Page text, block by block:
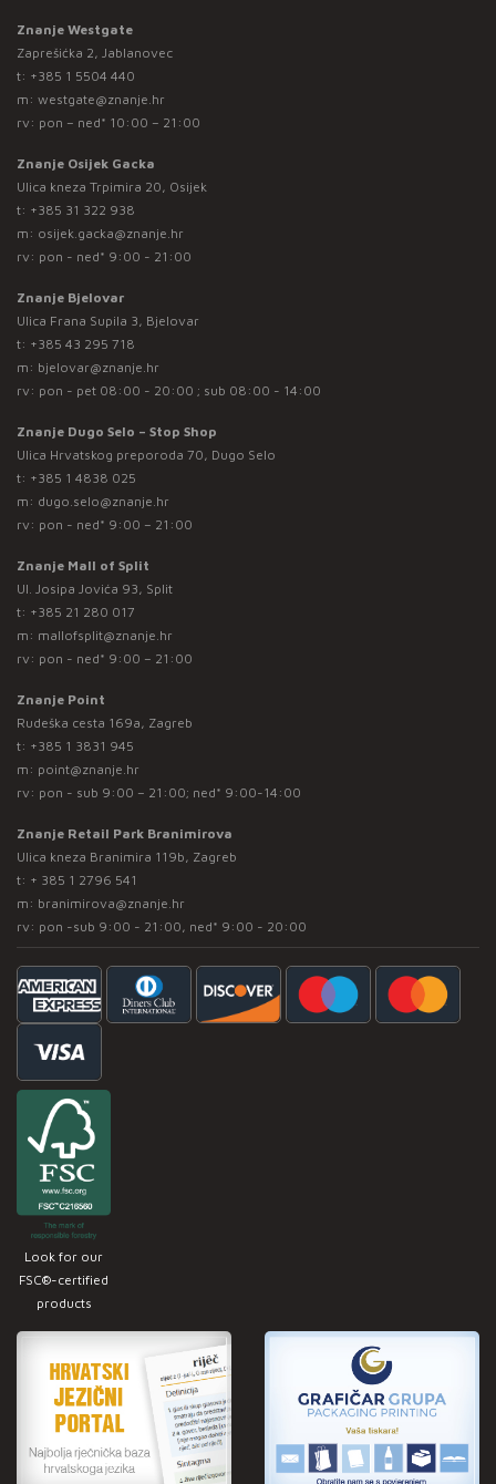
Znanje Westgate
Zaprešićka 2, Jablanovec
t: +385 1 5504 440
m: westgate@znanje.hr
rv: pon – ned* 10:00 – 21:00
Znanje Osijek Gacka
Ulica kneza Trpimira 20, Osijek
t: +385 31 322 938
m: osijek.gacka@znanje.hr
rv: pon - ned* 9:00 - 21:00
Znanje Bjelovar
Ulica Frana Supila 3, Bjelovar
t: +385 43 295 718
m: bjelovar@znanje.hr
rv: pon - pet 08:00 - 20:00 ; sub 08:00 - 14:00
Znanje Dugo Selo – Stop Shop
Ulica Hrvatskog preporoda 70, Dugo Selo
t: +385 1 4838 025
m: dugo.selo@znanje.hr
rv: pon - ned* 9:00 – 21:00
Znanje Mall of Split
Ul. Josipa Jovića 93, Split
t: +385 21 280 017
m: mallofsplit@znanje.hr
rv: pon - ned* 9:00 – 21:00
Znanje Point
Rudeška cesta 169a, Zagreb
t: +385 1 3831 945
m: point@znanje.hr
rv: pon - sub 9:00 – 21:00; ned* 9:00-14:00
Znanje Retail Park Branimirova
Ulica kneza Branimira 119b, Zagreb
t: + 385 1 2796 541
m: branimirova@znanje.hr
rv: pon -sub 9:00 - 21:00, ned* 9:00 - 20:00
Look for our
FSC®-certified
products